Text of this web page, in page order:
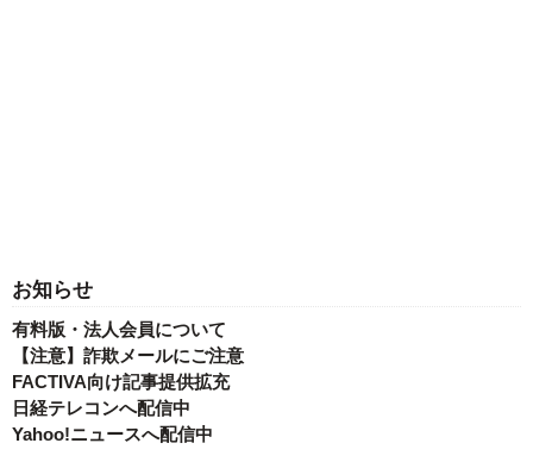
お知らせ
有料版・法人会員について
【注意】詐欺メールにご注意
FACTIVA向け記事提供拡充
日経テレコンへ配信中
Yahoo!ニュースへ配信中